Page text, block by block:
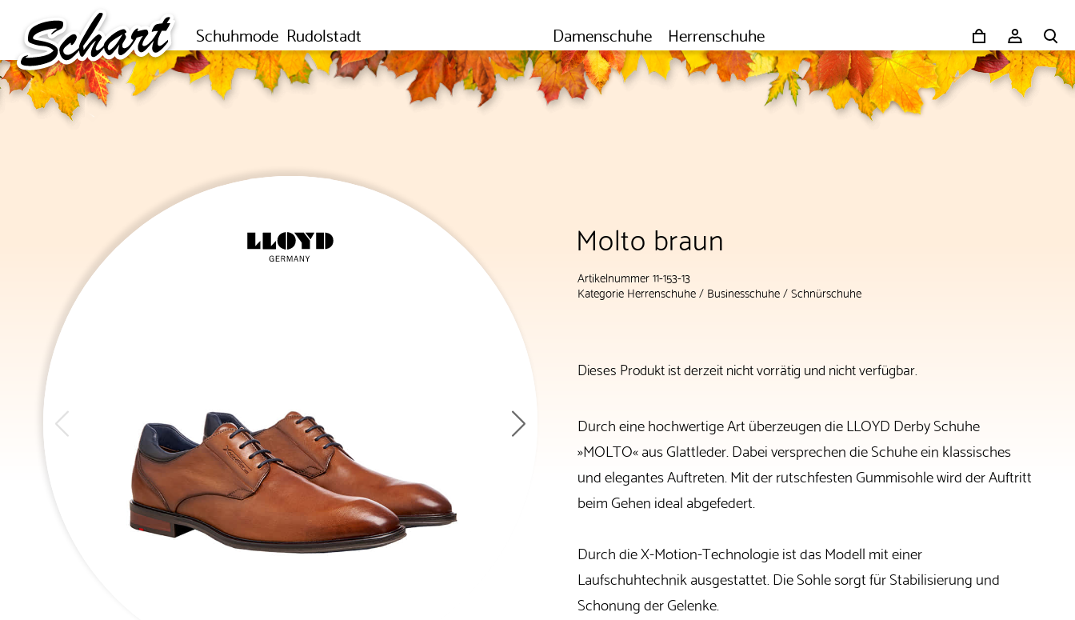
Schuhmode Rudolstadt Damenschuhe Herrenschuhe
Molto braun
Artikelnummer 11-153-13
KategorieHerrenschuhe/Businesschuhe/Schnürschuhe
Dieses Produkt ist derzeit nicht vorrätig und nicht verfügbar.
Durch eine hochwertige Art überzeugen die LLOYD Derby Schuhe
»MOLTO« aus Glattleder. Dabei versprechen die Schuhe ein klassisches
und elegantes Auftreten. Mit der rutschfesten Gummisohle wird der Auftritt
beim Gehen ideal abgefedert.
Durch die X-Motion-Technologie ist das Modell mit einer
Laufschuhtechnik ausgestattet. Die Sohle sorgt für Stabilisierung und
Schonung der Gelenke.